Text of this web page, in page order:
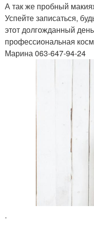
А так же пробный
Успейте записаться,
этот долгожданный
профессиональная
Марина 063-647-94-24
.